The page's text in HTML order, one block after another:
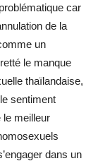
car
de la
un
le manque
thaïlandaise,
sentiment
le meilleur
dans un